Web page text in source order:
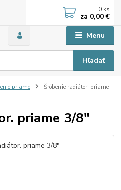
Menu
Hľadať
0 ks
za 0,00 €
priame
Šróbenie radiátor. priame
priame 3/8"